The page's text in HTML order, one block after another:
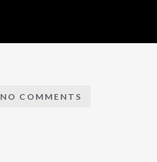
NO COMMENTS